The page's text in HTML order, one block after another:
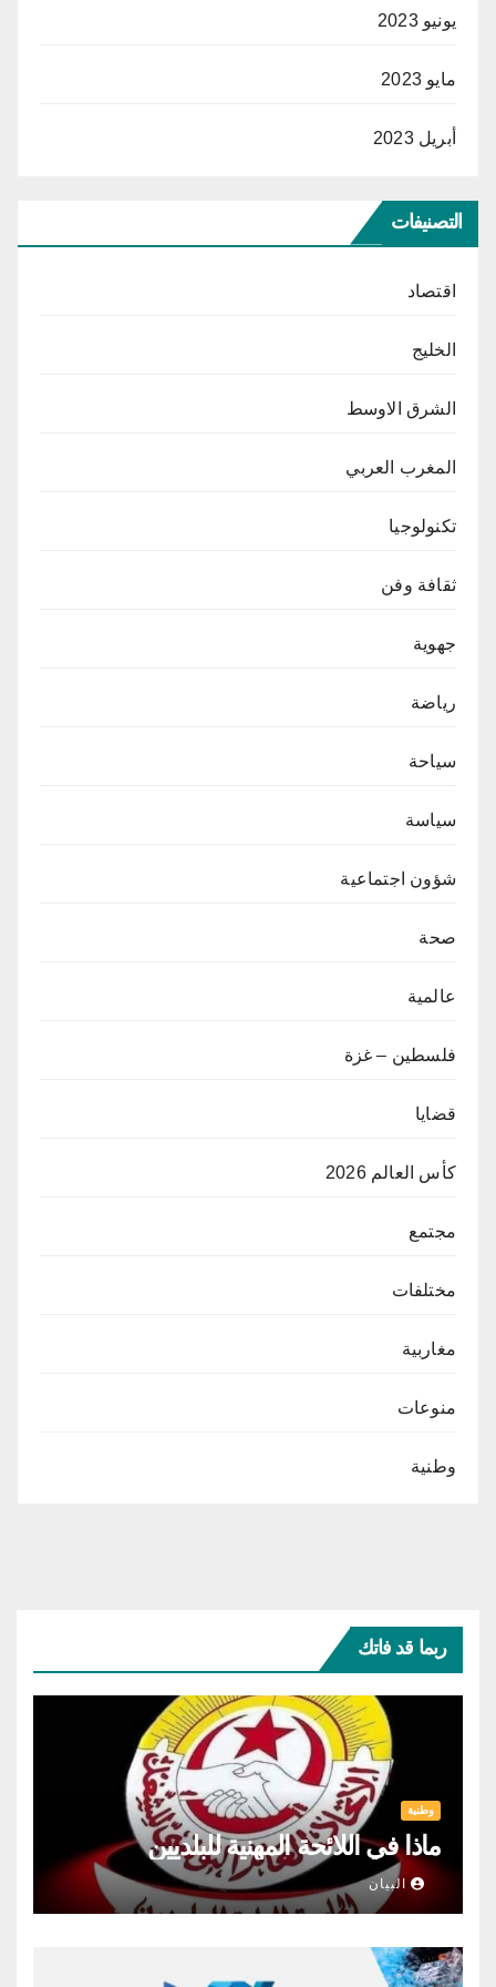
يونيو 2023
مايو 2023
أبريل 2023
التصنيفات
اقتصاد
الخليج
الشرق الاوسط
المغرب العربي
تكنولوجيا
ثقافة وفن
جهوية
رياضة
سياحة
سياسة
شؤون اجتماعية
صحة
عالمية
فلسطين – غزة
قضايا
كأس العالم 2026
مجتمع
مختلفات
مغاربية
منوعات
وطنية
ربما قد فاتك
وطنية
ماذا في اللائحة المهنية للبلديين
البيان